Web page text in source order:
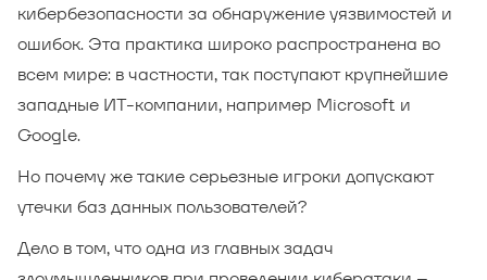
кибербезопасности за обнаружение уязвимостей и
ошибок. Эта практика широко распространена во
всем мире: в частности, так поступают крупнейшие
западные ИТ-компании, например Microsoft и
Google.
Но почему же такие серьезные игроки допускают
утечки баз данных пользователей?
Дело в том, что одна из главных задач